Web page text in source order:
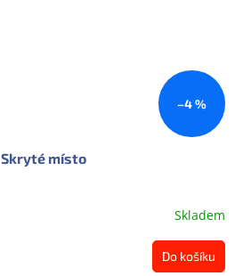
–4 %
Skryté místo
Skladem
Do košíku